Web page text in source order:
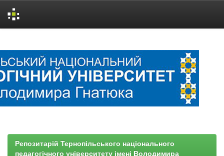
Репозитарій Тернопільського національного
педагогічного університету імені Володимира